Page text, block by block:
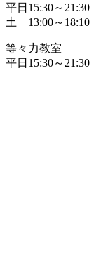
平日15:30～21:30
土 13:00～18:10
等々力教室
平日15:30～21:30